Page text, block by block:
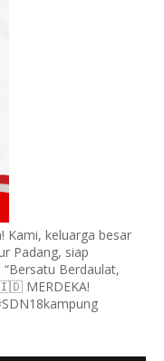
Kami, keluarga besar
Padang, siap
Berdaulat,
MERDEKA!